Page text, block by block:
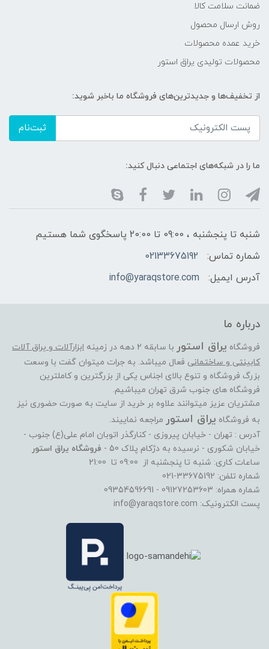
ضمانت سلامت کالا
روش ارسال محصول
خرید عمده محصولات
محصولات تولیدی یراق استور
از تخفیف‌ها و جدیدترین‌های فروشگاه ما باخبر شوید:
ثبت‌نام
ما را در شبکه‌های اجتماعی دنبال کنید:
شنبه تا پنجشنبه ، 09:00 تا 20:00 پاسخگوی شما هستیم
شماره تماس:
02133675192
آدرس ایمیل:
info@yaraqstore.com
درباره ما
فروشگاه یراق استور با سابقه 2 دهه در زمینه
ابزارآلات و یراق آلات
کابینتی و ساختمانی فعال میباشد. به جرات میتوان گفت با وسعت
بزرگ فروشگاه و تنوع بالای اجناس یکی از بزرگترین و کاملترین
فروشگاه های جنوب شرق تهران میباشیم.
مشتریان عزیز میتوانند علاوه بر خرید از سایت به صورت حضوری نیز
به فروشگاه یراق استور مراجعه نماییند.
آدرس : تهران - خیابان پیروزی - کنارگذر اتوبان امام علی(ع) جنوب -
خیابان شکوری - نرسیده به دژکام پلاک 50 -
فروشگاه یراق استور
ساعات کاری: شنبه تا پنجشنبه از 09:00 تا 21:00
شماره تلفن: 33675192-021
شماره همراه: 09127253603 - 09354596691
پست الکترونیک: info@yaraqstore.com